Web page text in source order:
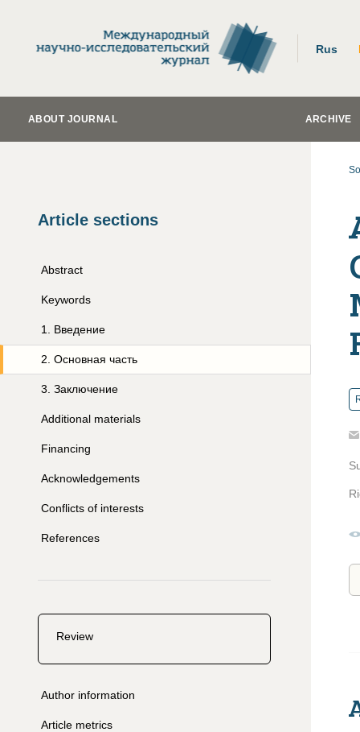
Rus
ABOUT JOURNAL ARCHIVE
Article sections
Abstract
Keywords
1 Введение
2 Основная часть
3 Заключение
Additional materials
Financing
Acknowledgements
Conflicts of interests
References
Review
Author information
Article metrics